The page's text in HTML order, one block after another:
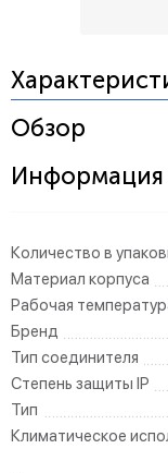
Обзор
Информация
Количество в
Материал корпуса
Рабочая
Бренд
Тип соединителя
Степень защиты IP
Тип
Климатическое